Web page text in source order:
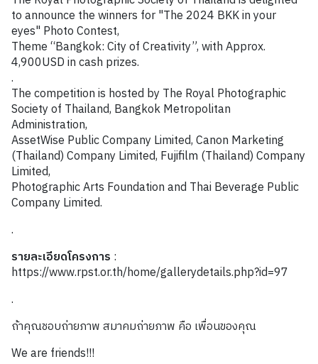
to announce the winners for "The 2024 BKK in your
eyes" Photo Contest,
Theme “Bangkok: City of Creativity”, with Approx.
4,900USD in cash prizes.
.
The competition is hosted by The Royal Photographic
Society of Thailand, Bangkok Metropolitan
Administration,
AssetWise Public Company Limited, Canon Marketing
(Thailand) Company Limited, Fujifilm (Thailand) Company
Limited,
Photographic Arts Foundation and Thai Beverage Public
Company Limited.
.
รายละเอียดโครงการ :
https://www.rpst.or.th/home/gallerydetails.php?id=97
.
ถ้าคุณชอบถ่ายภาพ สมาคมถ่ายภาพ คือ เพื่อนของคุณ
We are friends!!!